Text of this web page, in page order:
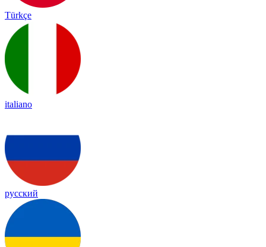
Türkçe
italiano
русский